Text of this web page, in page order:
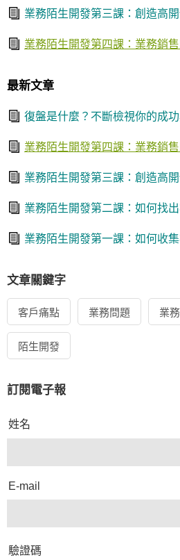
業務陌生開發第三課：創造高
業務陌生開發第四課：業務銷
最新文章
復盤是什麼？不斷檢視你的成
業務陌生開發第四課：業務銷
業務陌生開發第三課：創造高
業務陌生開發第二課：如何找
業務陌生開發第一課：如何收
文章關鍵字
客戶痛點 業務問題 業
陌生開發
訂閱電子報
姓名
E-mail
驗證碼